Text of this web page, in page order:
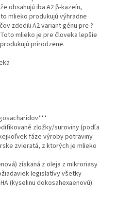
obsahujú iba A2 β-kazeín,
mlieko produkujú výhradne
zdedili A2 variant génu pre ?-
mlieko je pre človeka lepšie
prirodzene.
zložky/suroviny (podľa
fáze výroby potraviny
zvieratá, z ktorých je mlieko
získaná z oleja z mikroriasy
legislatívy všetky
(kyselinu dokosahexaenovú).